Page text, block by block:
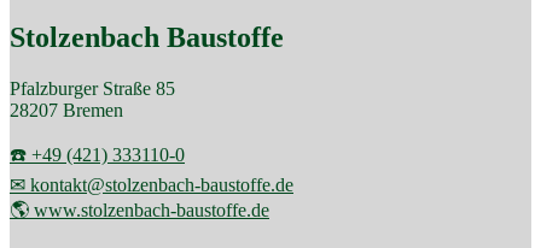
Stolzenbach Baustoffe
Pfalzburger Straße 85
28207 Bremen
☎️ +49 (421) 333110-0
✉ kontakt@stolzenbach-baustoffe.de
🌎 www.stolzenbach-baustoffe.de